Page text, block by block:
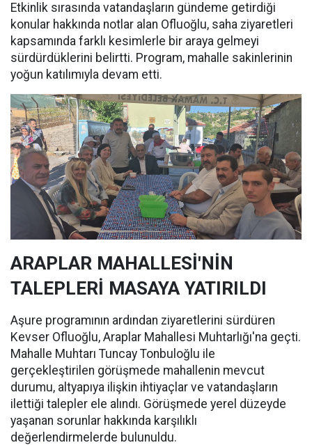
Etkinlik sırasında vatandaşların gündeme getirdiği
konular hakkında notlar alan Ofluoğlu, saha ziyaretleri
kapsamında farklı kesimlerle bir araya gelmeyi
sürdürdüklerini belirtti. Program, mahalle sakinlerinin
yoğun katılımıyla devam etti.
ARAPLAR MAHALLESİ'NİN
TALEPLERİ MASAYA YATIRILDI
Aşure programının ardından ziyaretlerini sürdüren
Kevser Ofluoğlu, Araplar Mahallesi Muhtarlığı'na geçti.
Mahalle Muhtarı Tuncay Tonbuloğlu ile
gerçekleştirilen görüşmede mahallenin mevcut
durumu, altyapıya ilişkin ihtiyaçlar ve vatandaşların
ilettiği talepler ele alındı. Görüşmede yerel düzeyde
yaşanan sorunlar hakkında karşılıklı
değerlendirmelerde bulunuldu.